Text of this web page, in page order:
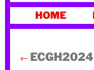
AL
HOME
← ECGH2024